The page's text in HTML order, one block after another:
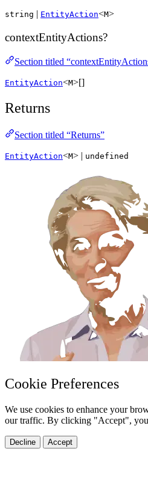
string | EntityAction<M>
contextEntityActions?
Section titled
EntityAction<M>[]
Returns
Section titled “Returns”
EntityAction<M> | undefined
Cookie Preferences
We use cookies to enhance your
our traffic. By clicking "Accept",
Decline Accept